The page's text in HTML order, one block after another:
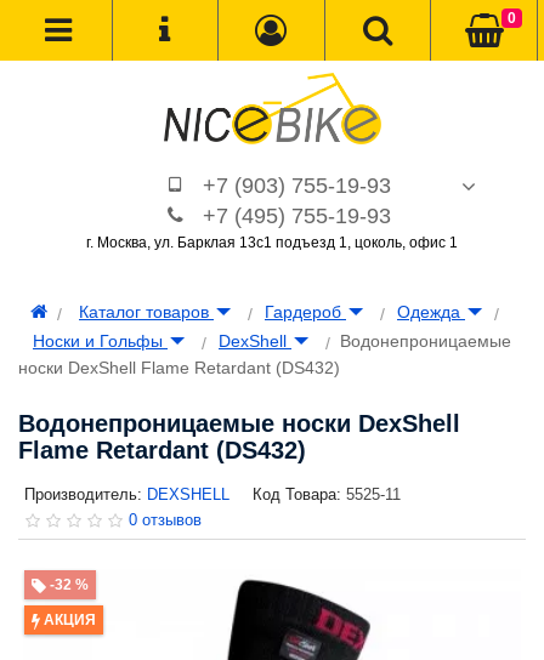
+7 (903) 755-19-93
+7 (495) 755-19-93
г. Москва, ул. Барклая 13с1 подъезд 1, цоколь, офис 1
0
Каталог товаров Гардероб
Одежда
Носки и Гольфы
DexShell
Водонепроницаемые
носки DexShell Flame Retardant (DS432)
Водонепроницаемые носки DexShell
Flame Retardant (DS432)
Производитель: DEXSHELL Код Товара: 5525-11
0 отзывов
-32 %
АКЦИЯ